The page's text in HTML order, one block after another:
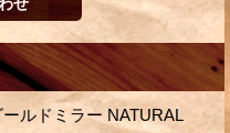
ルドミラー NATURAL